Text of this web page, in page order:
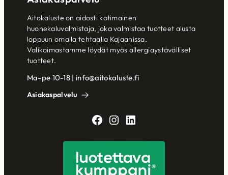
Aitokaluste on aidosti kotimainen
huonekaluvalmistaja, joka valmistaa tuotteet alusta
loppuun omalla tehtaalla Kajaanissa.
Valikoimastamme löydät myös allergiaystävälliset
tuotteet.
Ma-pe 10-18 | info@aitokaluste.fi
Asiakaspalvelu
Facebook
Instagram
LinkedIn